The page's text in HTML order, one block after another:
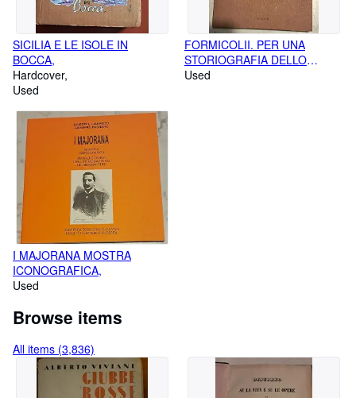
SICILIA E LE ISOLE IN
BOCCA,
Hardcover
Used
FORMICOLII. PER UNA
STORIOGRAFIA DELLO
SCARTO,
Used
I MAJORANA MOSTRA
ICONOGRAFICA,
Used
Browse items
All items (3,836)